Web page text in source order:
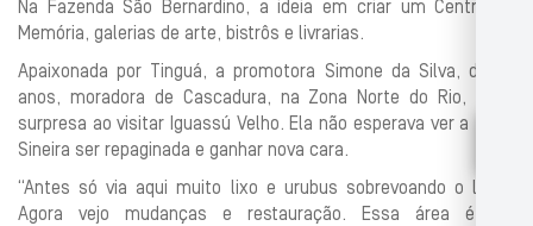
Na Fazenda São Bernardino, a ideia em criar um Centro de
Memória, galerias de arte, bistrôs e livrarias.
Apaixonada por Tinguá, a promotora Simone da Silva, de 37
anos, moradora de Cascadura, na Zona Norte do Rio, ficou
surpresa ao visitar Iguassú Velho. Ela não esperava ver a Torre
Sineira ser repaginada e ganhar nova cara.
“Antes só via aqui muito lixo e urubus sobrevoando o local.
Agora vejo mudanças e restauração. Essa área é um